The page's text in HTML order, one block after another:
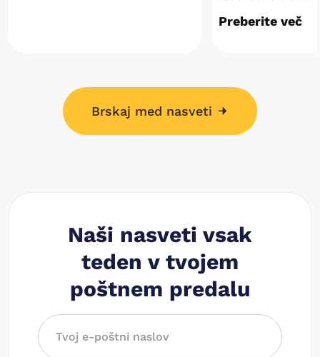
Preberite več
Brskaj med nasveti
Naši nasveti vsak
teden v tvojem
poštnem predalu